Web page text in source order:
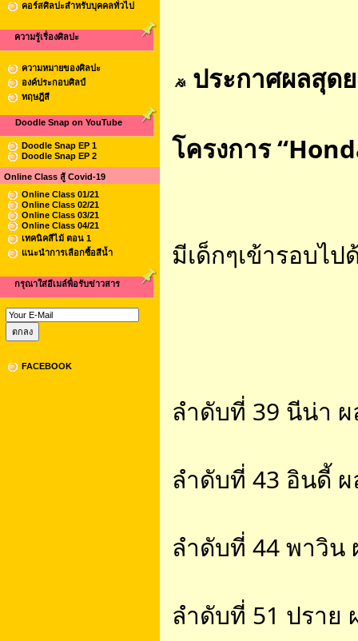
คอร์สศิลปะสำหรับบุคคลทั่วไป
ความรู้เรื่องศิลปะ
ความหมายของศิลปะ
องค์ประกอบศิลป์
ทฤษฎีสี
Doodle Snap on YouTube
Doodle Snap EP 1
Doodle Snap EP 2
Online Class สู้ Covid-19
Online Class 01/21
Online Class 02/21
Online Class 03/21
Online Class 04/21
เทคนิคสีไม้ ตอน 1
แนะนำการเลือกซื้อสีน้ำ
กรุณาใส่อีเมล์พื่อรับข่าวสาร
FACEBOOK
ประกาศผลสุด
โครงการ
มีเด็กๆเข้ารอบไ
ลำดับที่ 39 นีน่า
ลำดับที่ 43 อินดี้
ลำดับที่ 44 พาวิน
ลำดับที่ 51 ปราย